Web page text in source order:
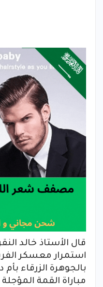
قال الأستاذ خالد
استمرار معسكر
بالجوهرة الزرقاء
مباراة القمة